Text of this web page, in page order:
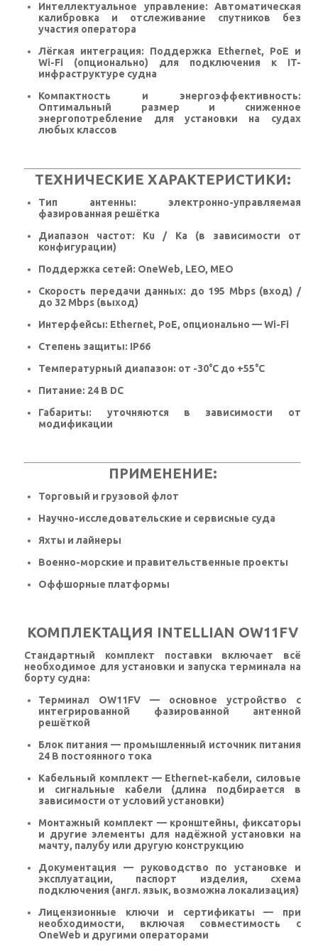
Интеллектуальное управление: Автоматическая
калибровка и отслеживание спутников без
участия оператора
Лёгкая интеграция: Поддержка Ethernet, PoE и
Wi-Fi (опционально) для подключения к IT-
инфраструктуре судна
Компактность и энергоэффективность:
Оптимальный размер и сниженное
энергопотребление для установки на судах
любых классов
ТЕХНИЧЕСКИЕ ХАРАКТЕРИСТИКИ:
Тип антенны: электронно-управляемая
фазированная решётка
Диапазон частот: Ku / Ka (в зависимости от
конфигурации)
Поддержка сетей: OneWeb, LEO, MEO
Скорость передачи данных: до 195 Mbps (вход) /
до 32 Mbps (выход)
Интерфейсы: Ethernet, PoE, опционально — Wi-Fi
Степень защиты: IP66
Температурный диапазон: от -30°C до +55°C
Питание: 24 В DC
Габариты: уточняются в зависимости от
модификации
ПРИМЕНЕНИЕ:
Торговый и грузовой флот
Научно-исследовательские и сервисные суда
Яхты и лайнеры
Военно-морские и правительственные проекты
Оффшорные платформы
КОМПЛЕКТАЦИЯ INTELLIAN OW11FV
Стандартный комплект поставки включает всё
необходимое для установки и запуска терминала на
борту судна:
Терминал OW11FV — основное устройство с
интегрированной фазированной антенной
решёткой
Блок питания — промышленный источник питания
24 В постоянного тока
Кабельный комплект — Ethernet-кабели, силовые
и сигнальные кабели (длина подбирается в
зависимости от условий установки)
Монтажный комплект — кронштейны, фиксаторы
и другие элементы для надёжной установки на
мачту, палубу или другую конструкцию
Документация — руководство по установке и
эксплуатации, паспорт изделия, схема
подключения (англ. язык, возможна локализация)
Лицензионные ключи и сертификаты — при
необходимости, включая совместимость с
OneWeb и другими операторами